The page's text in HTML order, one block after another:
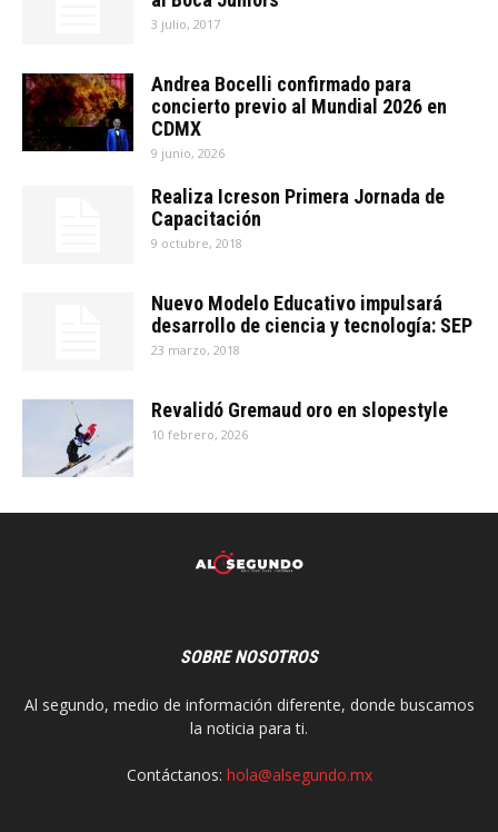
3 julio, 2017
Andrea Bocelli confirmado para
concierto previo al Mundial 2026 en
CDMX
9 junio, 2026
Realiza Icreson Primera Jornada de
Capacitación
9 octubre, 2018
Nuevo Modelo Educativo impulsará
desarrollo de ciencia y tecnología: SEP
23 marzo, 2018
Revalidó Gremaud oro en slopestyle
10 febrero, 2026
SOBRE NOSOTROS
Al segundo, medio de información diferente, donde buscamos
la noticia para ti.
Contáctanos: hola@alsegundo.mx